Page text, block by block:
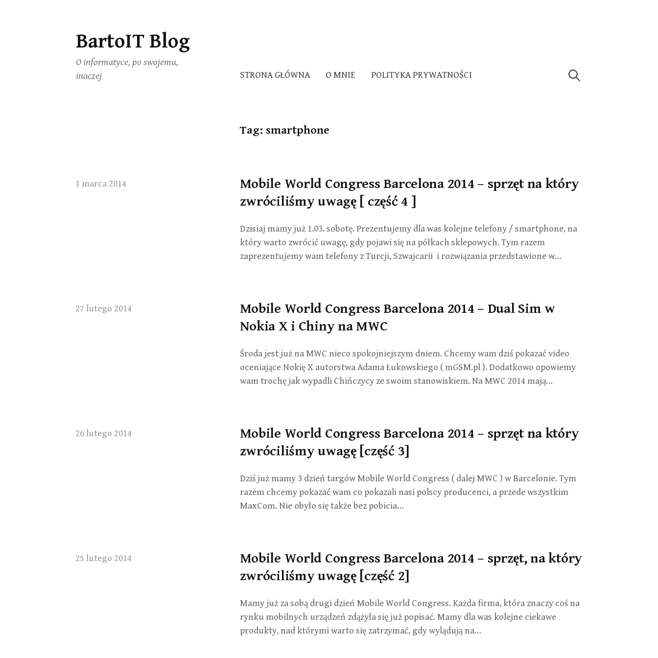
Skip
to
content
BartoIT Blog
O informatyce, po swojemu,
inaczej
STRONA GŁÓWNA O MNIE POLITYKA PRYWATNOŚCI Szukaj:
Tag: smartphone
1 marca 2014
Mobile World Congress Barcelona 2014 – sprzęt na który
zwróciliśmy uwagę [ część 4 ]
Dzisiaj mamy już 1.03. sobotę. Prezentujemy dla was kolejne telefony / smartphone, na
który warto zwrócić uwagę, gdy pojawi się na półkach sklepowych. Tym razem
zaprezentujemy wam telefony z Turcji, Szwajcarii i rozwiązania przedstawione w…
27 lutego 2014
Mobile World Congress Barcelona 2014 – Dual Sim w
Nokia X i Chiny na MWC
Środa jest już na MWC nieco spokojniejszym dniem. Chcemy wam dziś pokazać video
oceniające Nokię X autorstwa Adama Łukowskiego ( mGSM.pl ). Dodatkowo opowiemy
wam trochę jak wypadli Chińczycy ze swoim stanowiskiem. Na MWC 2014 mają…
26 lutego 2014
Mobile World Congress Barcelona 2014 – sprzęt na który
zwróciliśmy uwagę [część 3]
Dziś już mamy 3 dzień targów Mobile World Congress ( dalej MWC ) w Barcelonie. Tym
razem chcemy pokazać wam co pokazali nasi polscy producenci, a przede wszystkim
MaxCom. Nie obyło się także bez pobicia…
25 lutego 2014
Mobile World Congress Barcelona 2014 – sprzęt, na który
zwróciliśmy uwagę [część 2]
Mamy już za sobą drugi dzień Mobile World Congress. Każda firma, która znaczy coś na
rynku mobilnych urządzeń zdążyła się już popisać. Mamy dla was kolejne ciekawe
produkty, nad którymi warto się zatrzymać, gdy wylądują na…